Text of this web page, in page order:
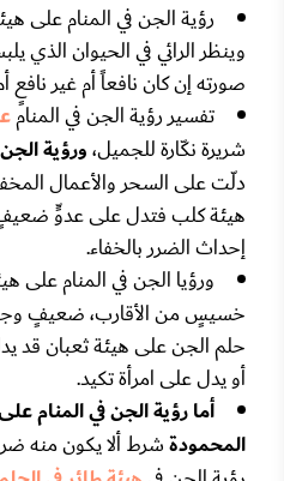
رؤية الجن في المنام على
وينظر الرائي في الحيوان الذي
صورته إن كان نافعاً أم غير نافعٍ
تفسير رؤية الجن في المنام
شريرة نكّارة للجميل،ورؤية
دلّت على السحر والأعمال
هيئة كلب فتدل على عدوٍّ
إحداث الضرر بالخفاء.
ورؤيا الجن في المنام على
خسيسٍ من الأقارب، ضعيفٍ
حلم الجن على هيئة ثعبان قد
أو يدل على امرأة تكيد.
أما رؤية الجن في المنام
المحمودةشرط ألا يكون منه